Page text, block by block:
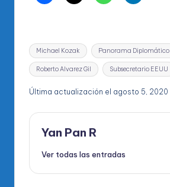
Etiquetas:
Michael Kozak Panorama Diplomático
Roberto Alvarez Gil Subsecretario EEUU
Última actualización el agosto 5, 2020
Yan Pan R
Ver todas las entradas